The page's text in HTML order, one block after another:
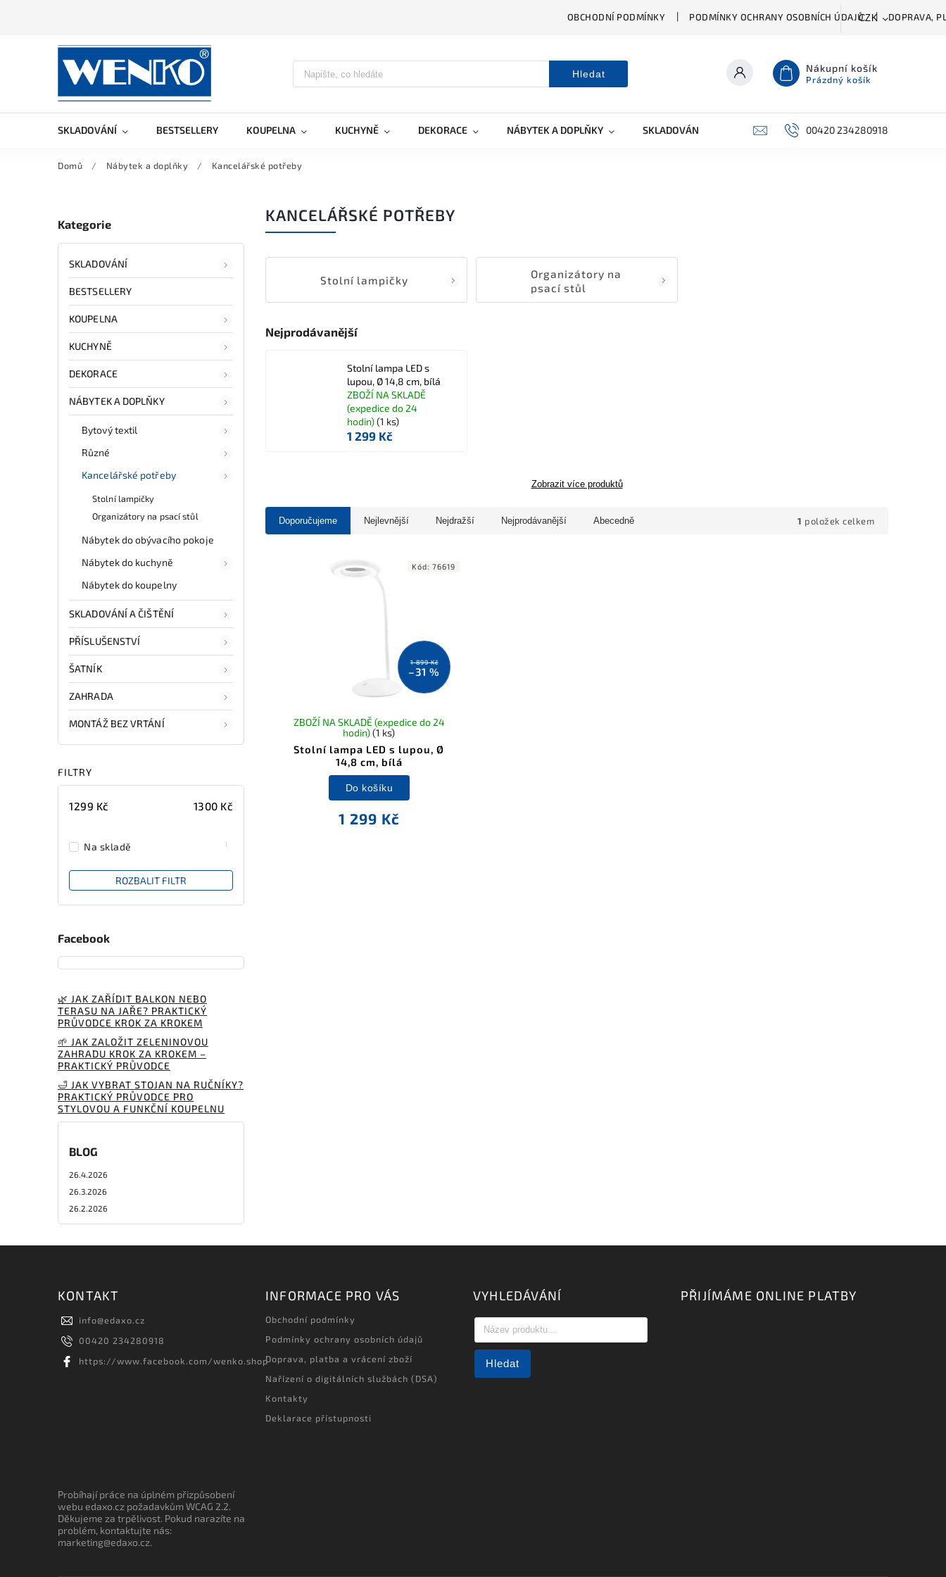
OBCHODNÍ PODMÍNKY PODMÍNKY OCHRANY OSOBNÍCH ÚDAJŮ DOPRAVA,
CZK
Hledat Nákupní košík
Prázdný košík
SKLADOVÁNÍ BESTSELLERY KOUPELNA KUCHYNĚ DEKORACE NÁBYTEK A DOPLŇKY SKLADOVÁNÍ A ČIŠTĚNÍ PŘÍSLUŠENSTVÍ
00420 234280918
Domů / Nábytek a doplňky / Kancelářské potřeby
Kategorie
SKLADOVÁNÍ
BESTSELLERY
KOUPELNA
KUCHYNĚ
DEKORACE
NÁBYTEK A DOPLŇKY
Bytový textil
Různé
Kancelářské potřeby
Stolní lampičky
Organizátory na psací stůl
Nábytek do obývacího pokoje
Nábytek do kuchyně
Nábytek do koupelny
SKLADOVÁNÍ A ČIŠTĚNÍ
PŘÍSLUŠENSTVÍ
ŠATNÍK
ZAHRADA
MONTÁŽ BEZ VRTÁNÍ
FILTRY
1299 Kč 1300 Kč
Na skladě 1
ROZBALIT FILTR
Facebook
🌿 JAK ZAŘÍDIT BALKON NEBO
TERASU NA JAŘE? PRAKTICKÝ
PRŮVODCE KROK ZA KROKEM
🌱 JAK ZALOŽIT ZELENINOVOU
ZAHRADU KROK ZA KROKEM –
PRAKTICKÝ PRŮVODCE
🛁 JAK VYBRAT STOJAN NA RUČNÍKY?
PRAKTICKÝ PRŮVODCE PRO
STYLOVOU A FUNKČNÍ KOUPELNU
BLOG
26.4.2026
26.3.2026
26.2.2026
KANCELÁŘSKÉ POTŘEBY
Stolní lampičky
Organizátory na
psací stůl
Nejprodávanější
Stolní lampa LED s
lupou, Ø 14,8 cm, bílá
ZBOŽÍ NA SKLADĚ
(expedice do 24
hodin)(1 ks)
1 299 Kč
Zobrazit více produktů
Doporučujeme Nejlevnější Nejdražší Nejprodávanější Abecedně 1 položek celkem
1 899 Kč
–31 %
Stolní lampa LED s lupou, Ø
14,8 cm, bílá
ZBOŽÍ NA SKLADĚ (expedice do 24
hodin)(1 ks)
1 299 Kč
Do košíku
Kód:76619
KONTAKT
info@edaxo.cz
00420 234280918
https://www.facebook.com/wenko.shop
INFORMACE PRO VÁS
Obchodní podmínky
Podmínky ochrany osobních údajů
Doprava, platba a vrácení zboží
Nařízení o digitálních službách (DSA)
Kontakty
Deklarace přístupnosti
VYHLEDÁVÁNÍ
Hledat
PŘIJÍMÁME ONLINE PLATBY
Probíhají práce na úplném přizpůsobení
webu edaxo.cz požadavkům WCAG 2.2.
Děkujeme za trpělivost. Pokud narazíte na
problém, kontaktujte nás:
marketing@edaxo.cz.